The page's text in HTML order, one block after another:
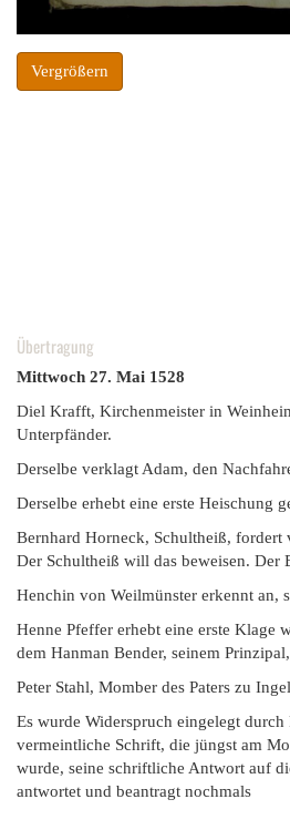
Vergrößern
Übertragung
Mittwoch 27. Mai 1528
Diel Krafft, Kirchenmeister in
Unterpfänder.
Derselbe verklagt Adam, den
Derselbe erhebt eine erste Heischung
Bernhard Horneck, Schultheiß, fordert
Der Schultheiß will das beweisen. Der
Henchin von Weilmünster erkennt an,
Henne Pfeffer erhebt eine erste Klage
dem Hanman Bender, seinem
Peter Stahl, Momber des Paters zu
Es wurde Widerspruch eingelegt
vermeintliche Schrift, die jüngst am
wurde, seine schriftliche Antwort auf
antwortet und beantragt nochmals